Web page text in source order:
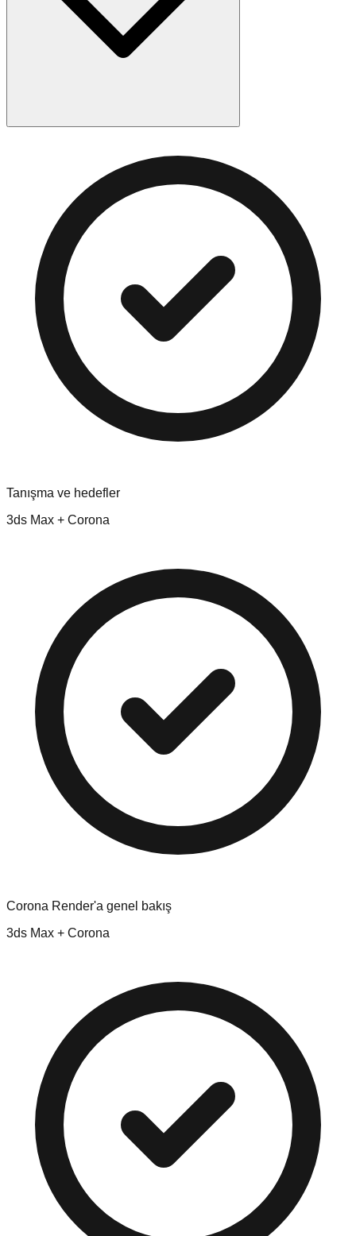
Tanışma ve hedefler
3ds Max + Corona
Corona Render'a genel bakış
3ds Max + Corona